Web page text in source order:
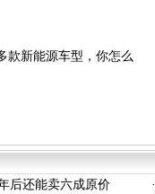
款新能源车型，你怎么
后还能卖六成原价 ·